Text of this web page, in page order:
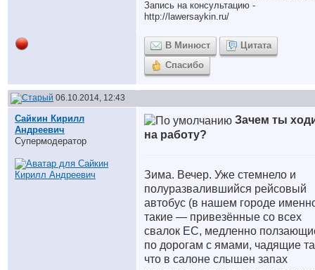
Запись на консультацию -
http://lawersaykin.ru/
В Минюст
Цитата
Спасибо
06.10.2014, 12:43
Сайкин Кирилл
Андреевич
Супермодератор
Зачем ты
на работу?
Зима. Вечер. Уже стемнело и
полуразвалившийся рейсовый
автобус (в нашем городе
такие — привезённые со всех
свалок ЕС, медленно
по дорогам с ямами, чадящие
что в салоне слышен запах